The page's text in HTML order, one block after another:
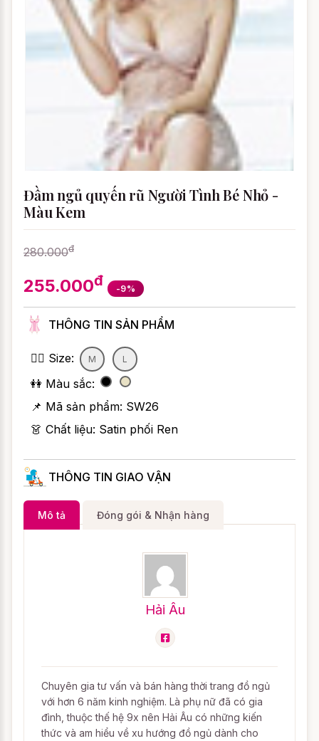
Đầm ngủ quyến rũ Người Tình Bé Nhỏ -
Màu Kem
280.000đ
255.000đ -9%
THÔNG TIN SẢN PHẨM
👯‍♀️ Size: M L
👭 Màu sắc:
📌 Mã sản phẩm: SW26
👗 Chất liệu: Satin phối Ren
THÔNG TIN GIAO VẬN
Mô tả Đóng gói & Nhận hàng
Hải Âu
Chuyên gia tư vấn và bán hàng thời trang đồ ngủ
với hơn 6 năm kinh nghiệm. Là phụ nữ đã có gia
đình, thuộc thế hệ 9x nên Hải Âu có những kiến
thức và am hiểu về xu hướng đồ ngủ dành cho